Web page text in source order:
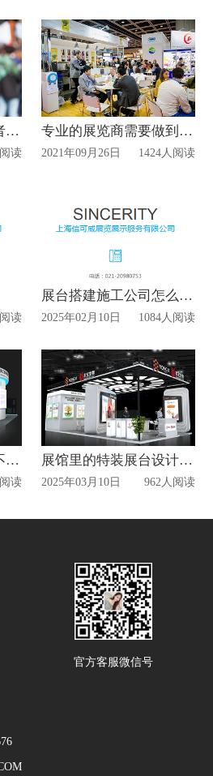
展会中，如何吸引记者“免费”宣传？
读
专业的展览商需要做到什么？
2021年09月26日 1424人阅读
读
展台搭建施工公司怎么选择？
2025年02月10日 1084人阅读
展台设计与展厅设计不同之处在哪里？
读
展馆里的特装展台设计搭建？
2025年03月10日 962人阅读
官方客服微信号